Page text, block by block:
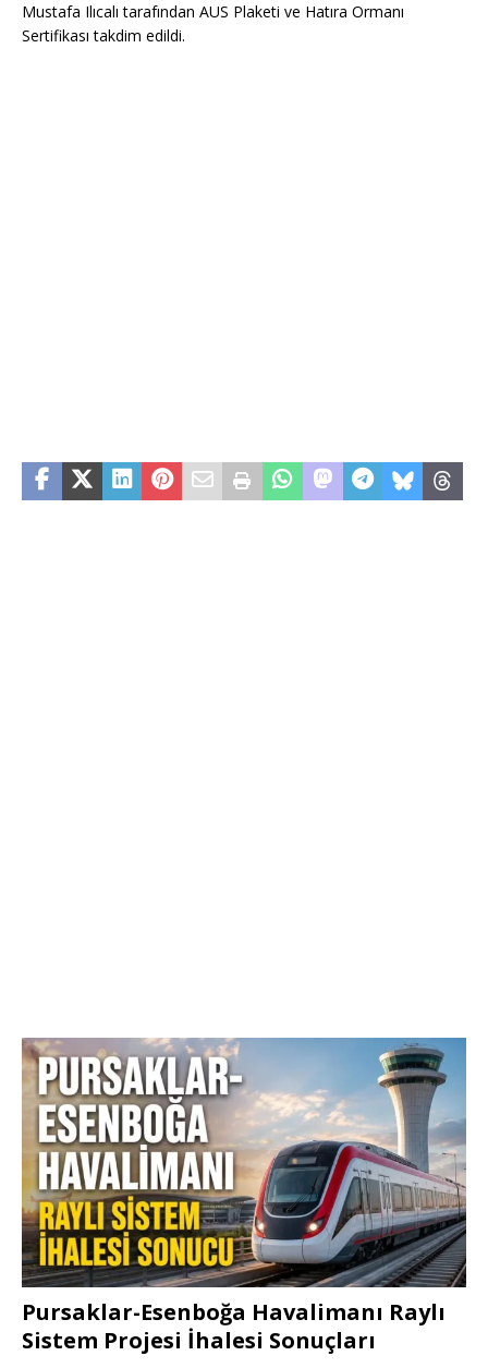
Mustafa Ilıcalı tarafından AUS Plaketi ve Hatıra Ormanı
Sertifikası takdim edildi.
Pursaklar-Esenboğa Havalimanı Raylı
Sistem Projesi İhalesi Sonuçları